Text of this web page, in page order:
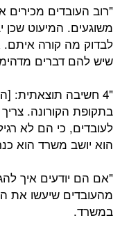
"רוב העובדים מכירים
משוגעים. המיעוט שכן
לבדוק מה קורה איתם.
שיש להם דברים
"4 חשיבה תוצאתית:
בתקופת הקורונה.
לעובדים, כי הם לא
הוא יושב משרד הוא
"אם הם יודעים איך
מהעובדים שיעשו את
במשרד.